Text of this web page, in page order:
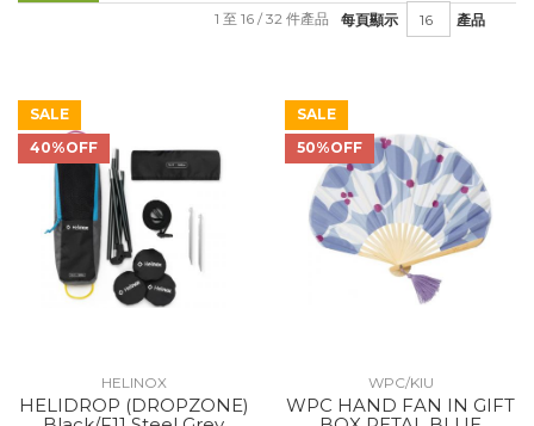
每頁顯示 產品
1 至 16 / 32 件產品
SALE
40%OFF
HELINOX
HELIDROP (DROPZONE)
SALE
50%OFF
WPC/KIU
WPC HAND FAN IN GIFT